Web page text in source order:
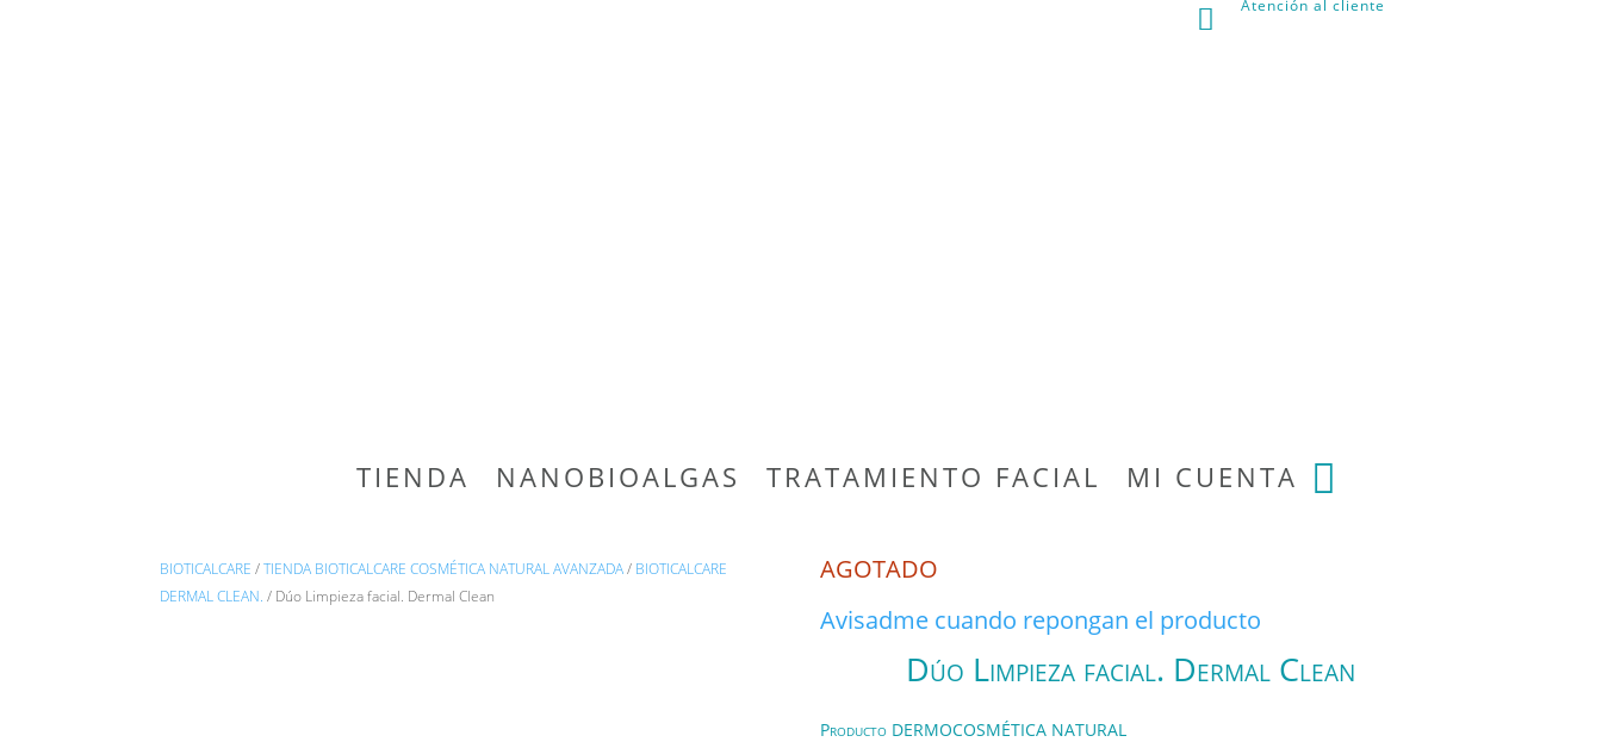
 Atención al cliente
TIENDA NANOBIOALGAS TRATAMIENTO FACIAL MI CUENTA
BIOTICALCARE /TIENDA BIOTICALCARE COSMÉTICA NATURAL AVANZADA/ BIOTICALCARE
DERMAL CLEAN. / Dúo Limpieza facial. Dermal Clean
AGOTADO
Avisadme cuando repongan el producto
Dúo Limpieza facial. Dermal Clean
Producto DERMOCOSMÉTICA NATURAL